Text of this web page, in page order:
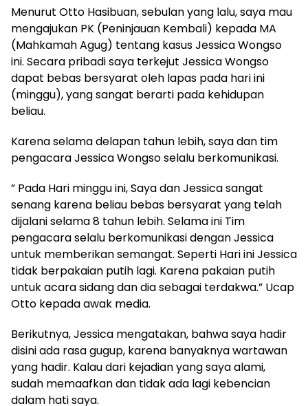
Menurut Otto Hasibuan, sebulan yang lalu, saya mau
mengajukan PK (Peninjauan Kembali) kepada MA
(Mahkamah Agug) tentang kasus Jessica Wongso
ini. Secara pribadi saya terkejut Jessica Wongso
dapat bebas bersyarat oleh lapas pada hari ini
(minggu), yang sangat berarti pada kehidupan
beliau.
Karena selama delapan tahun lebih, saya dan tim
pengacara Jessica Wongso selalu berkomunikasi.
” Pada Hari minggu ini, Saya dan Jessica sangat
senang karena beliau bebas bersyarat yang telah
dijalani selama 8 tahun lebih. Selama ini Tim
pengacara selalu berkomunikasi dengan Jessica
untuk memberikan semangat. Seperti Hari ini Jessica
tidak berpakaian putih lagi. Karena pakaian putih
untuk acara sidang dan dia sebagai terdakwa.” Ucap
Otto kepada awak media.
Berikutnya, Jessica mengatakan, bahwa saya hadir
disini ada rasa gugup, karena banyaknya wartawan
yang hadir. Kalau dari kejadian yang saya alami,
sudah memaafkan dan tidak ada lagi kebencian
dalam hati saya.